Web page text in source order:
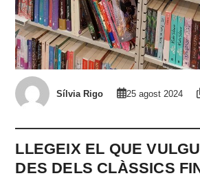
Sílvia Rigo 25 agost 2024
LLEGEIX EL QUE
DES DELS CLÀSSICS